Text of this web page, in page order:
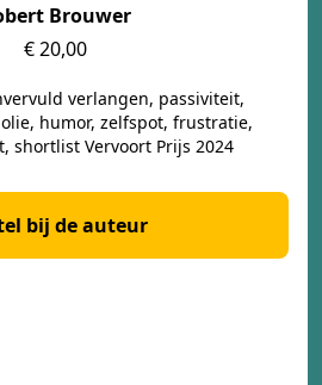
Brouwer
€ 20,00
verlangen, passiviteit,
humor, zelfspot, frustratie,
shortlist Vervoort Prijs 2024
bij de auteur